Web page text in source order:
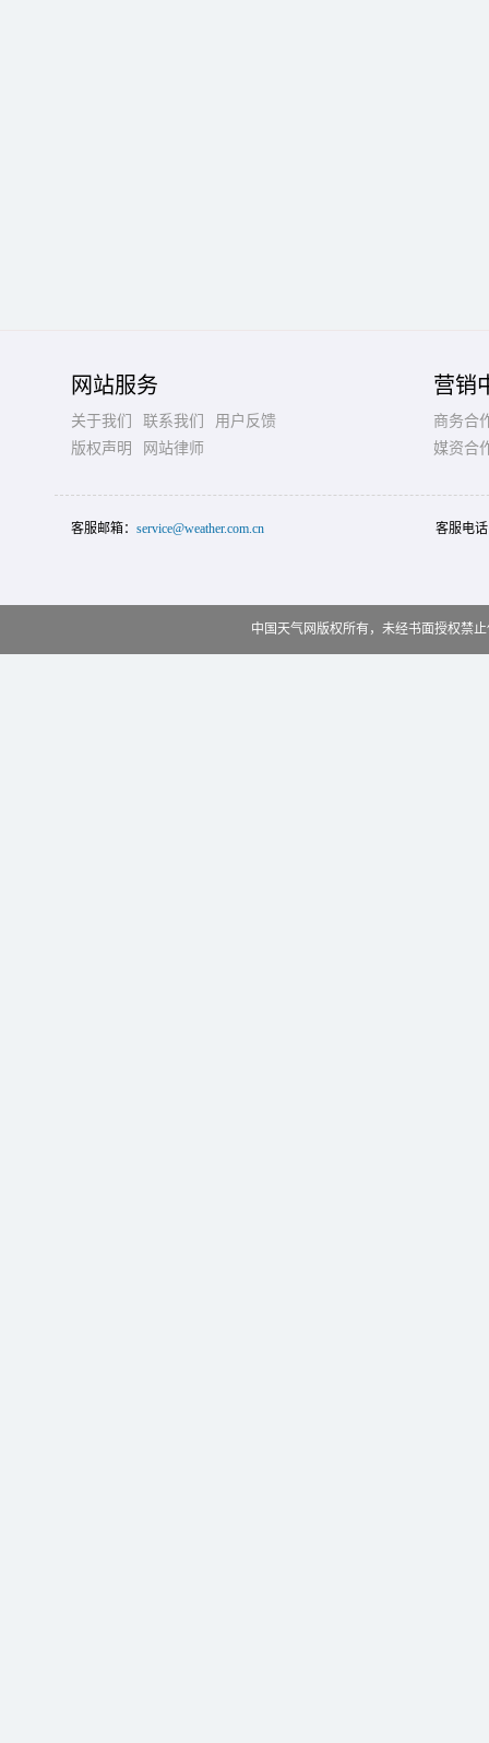
网站服务
关于我们 联系我们
用户反馈
版权声明
网站律师
营销
商务合
媒资合
客服邮箱： service@weather.com.cn 客服电
中国天气网版权所有，未经书面授权